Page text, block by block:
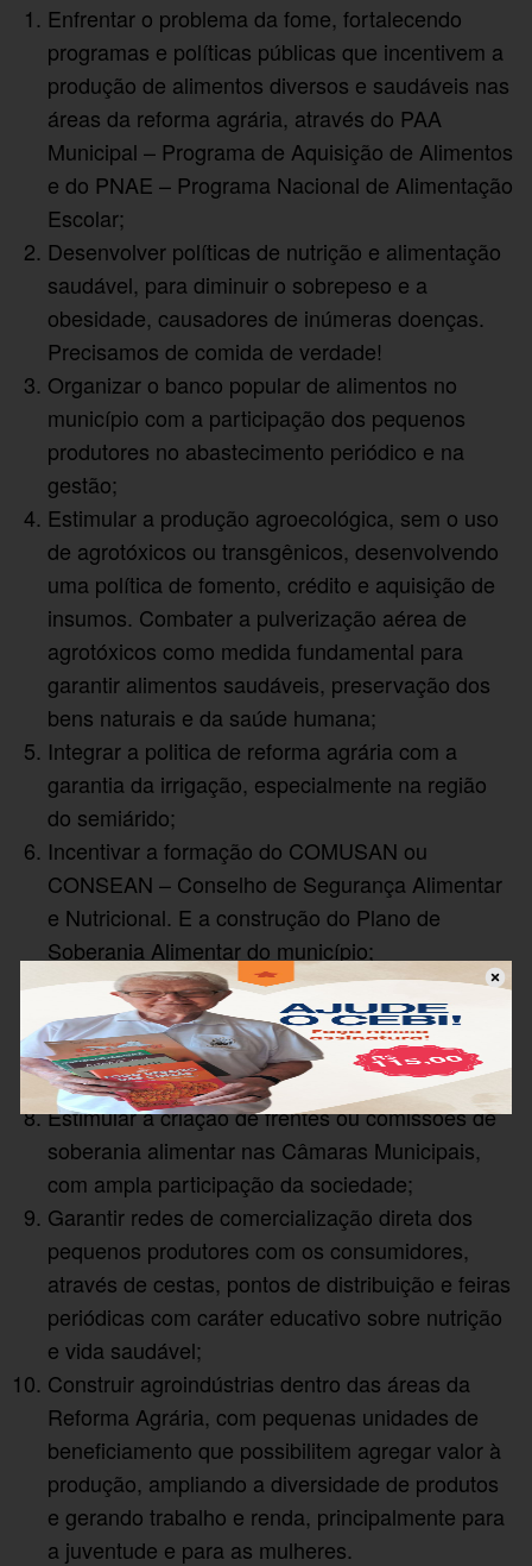
Enfrentar o problema da fome, fortalecendo
programas e políticas públicas que incentivem a
produção de alimentos diversos e saudáveis nas
áreas da reforma agrária, através do PAA
Municipal – Programa de Aquisição de Alimentos
e do PNAE – Programa Nacional de Alimentação
Escolar;
Desenvolver políticas de nutrição e alimentação
saudável, para diminuir o sobrepeso e a
obesidade, causadores de inúmeras doenças.
Precisamos de comida de verdade!
Organizar o banco popular de alimentos no
município com a participação dos pequenos
produtores no abastecimento periódico e na
gestão;
Estimular a produção agroecológica, sem o uso
de agrotóxicos ou transgênicos, desenvolvendo
uma política de fomento, crédito e aquisição de
insumos. Combater a pulverização aérea de
agrotóxicos como medida fundamental para
garantir alimentos saudáveis, preservação dos
bens naturais e da saúde humana;
Integrar a politica de reforma agrária com a
garantia da irrigação, especialmente na região
do semiárido;
Incentivar a formação do COMUSAN ou
CONSEAN – Conselho de Segurança Alimentar
e Nutricional. E a construção do Plano de
Soberania Alimentar do município;
Criação da Secretaria de Segurança Alimentar e
de Agricultura nos municípios e da CAISAN –
Câmara Intersecretarial de Segurança Alimentar
e Nutricional;
Estimular a criação de frentes ou comissões de
soberania alimentar nas Câmaras Municipais,
com ampla participação da sociedade;
Garantir redes de comercialização direta dos
pequenos produtores com os consumidores,
através de cestas, pontos de distribuição e feiras
periódicas com caráter educativo sobre nutrição
e vida saudável;
Construir agroindústrias dentro das áreas da
Reforma Agrária, com pequenas unidades de
beneficiamento que possibilitem agregar valor à
produção, ampliando a diversidade de produtos
e gerando trabalho e renda, principalmente para
a juventude e para as mulheres.